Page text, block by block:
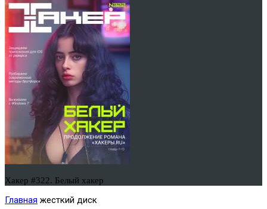
Хакер #322. Белый хакер
Главная жесткий диск